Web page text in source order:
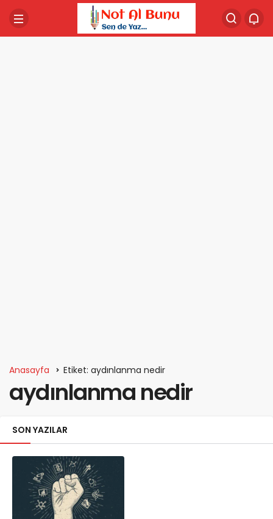
Anasayfa Etiket: aydınlanma nedir
aydınlanma nedir
SON YAZILAR